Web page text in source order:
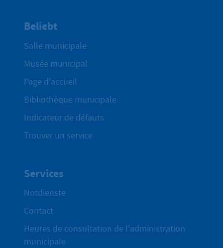
Beliebt
Salle municipale
Musée municipal
Page d'accueil
Bibliothèque municipale
Indicateur de défauts
Trouver un service
Services
Notdienste
Contact
Heures de consultation de l'administration
municipale